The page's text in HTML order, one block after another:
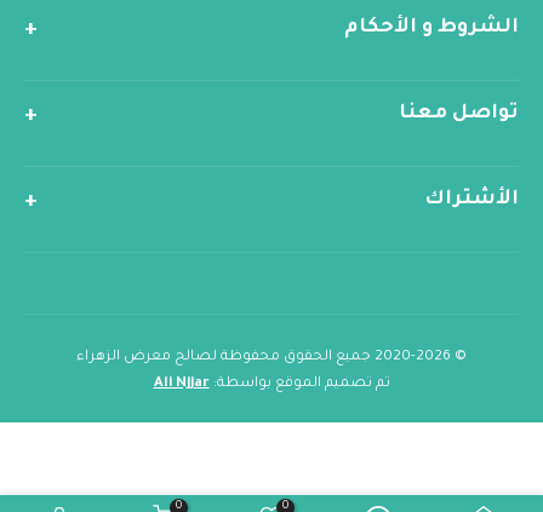
الشروط و الأحكام
تواصل معنا
الأشتراك
© 2020-2026 جميع الحقوق محفوظة لصالح معرض الزهراء
تم تصميم الموقع بواسطة:Ali Njjar
0
0